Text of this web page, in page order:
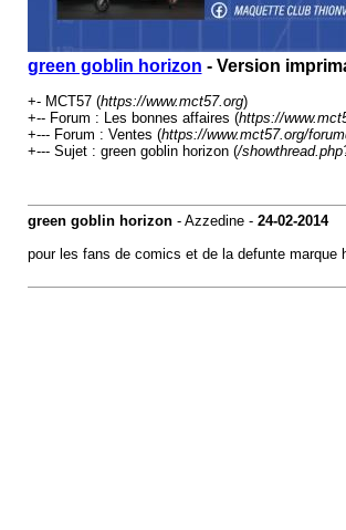
green goblin horizon - Version
+- MCT57 (https://www.mct57.org)
+-- Forum : Les bonnes affaires (https://
+--- Forum : Ventes (https://www.mct57.org/
+--- Sujet : green goblin horizon (/
green goblin horizon- Azzedine - 24-02-2014
pour les fans de comics et de la defunte marque